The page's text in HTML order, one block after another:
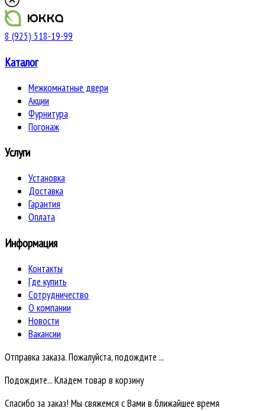
8 (925) 518-19-99
Каталог
Межкомнатные двери
Акции
Фурнитура
Погонаж
Услуги
Установка
Доставка
Гарантия
Оплата
Информация
Контакты
Где купить
Сотрудничество
О компании
Новости
Вакансии
Отправка заказа. Пожалуйста, подождите ...
Подождите... Кладем товар в корзину
Спасибо за заказ! Мы свяжемся с Вами в ближайшее время